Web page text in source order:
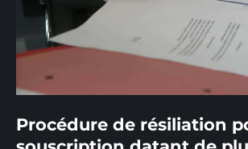
Procédure de résiliation